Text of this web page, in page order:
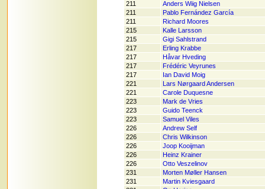
211
Anders Wiig Nielsen
211
Pablo Fernández García
211
Richard Moores
215
Kalle Larsson
215
Gigi Sahlstrand
217
Erling Krabbe
217
Håvar Hveding
217
Frédéric Veyrunes
217
Ian David Moig
221
Lars Nørgaard Andersen
221
Carole Duquesne
223
Mark de Vries
223
Guido Teenck
223
Samuel Viles
226
Andrew Self
226
Chris Wilkinson
226
Joop Kooijman
226
Heinz Krainer
226
Otto Veszelinov
231
Morten Møller Hansen
231
Martin Kviesgaard